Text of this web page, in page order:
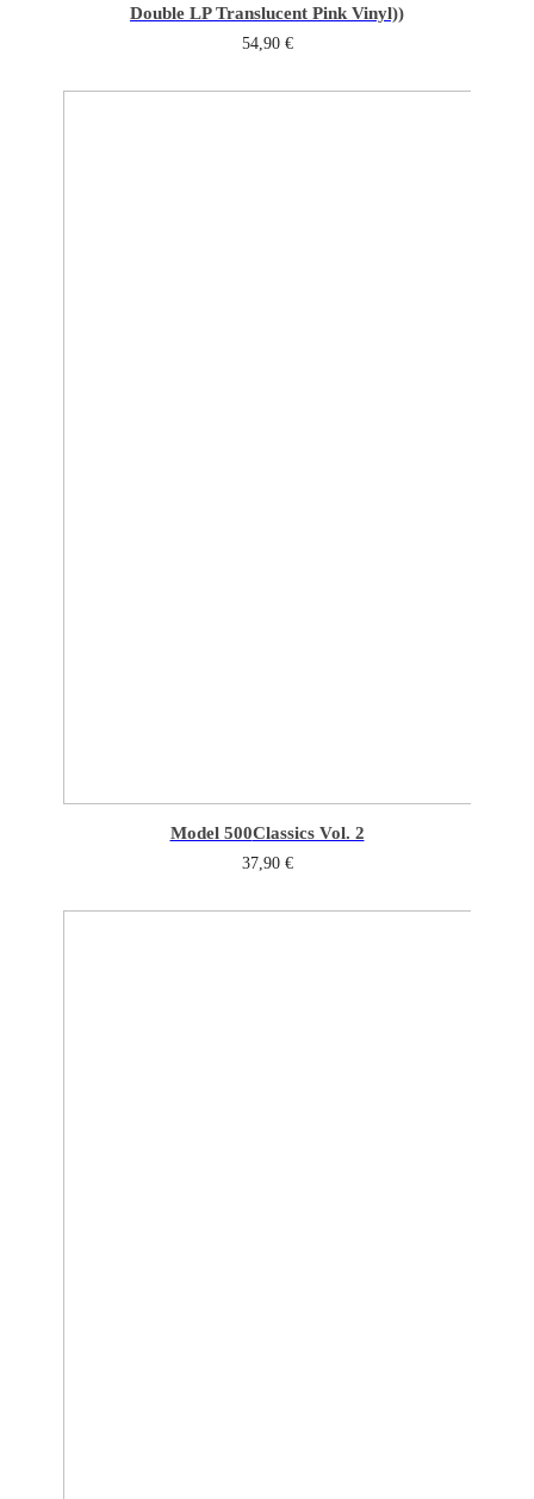
Double LP Translucent Pink Vinyl))
54,90 €
Model 500Classics Vol. 2
37,90 €